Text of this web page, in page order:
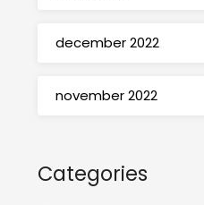
december 2022
november 2022
Categories